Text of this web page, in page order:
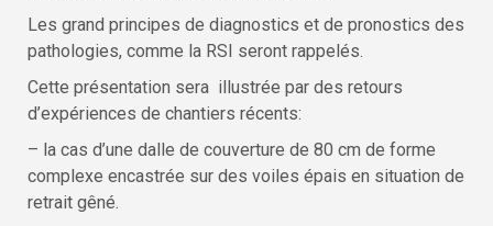
Les grand principes de diagnostics et de pronostics des
pathologies, comme la RSI seront rappelés.
Cette présentation sera illustrée par des retours
d’expériences de chantiers récents:
– la cas d’une dalle de couverture de 80 cm de forme
complexe encastrée sur des voiles épais en situation de
retrait gêné.